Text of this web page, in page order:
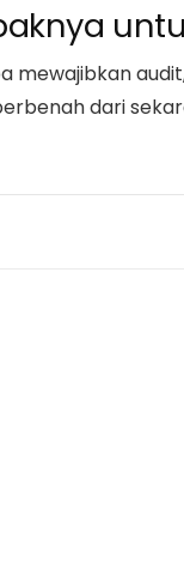
mewajibkan
dari